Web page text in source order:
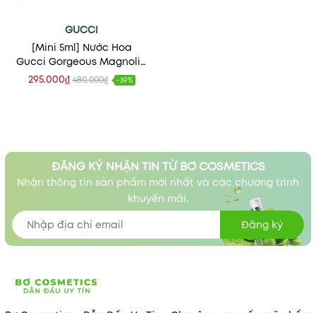
GUCCI
[Mini 5ml] Nước Hoa
Gucci Gorgeous Magnolia
EDP
295.000₫ 480.000₫ -39%
ĐĂNG KÝ NHẬN TIN TỪ BƠ COSMETICS
Nhận thông tin sản phẩm mới nhất và các chương trình
khuyến mãi.
Đăng ký